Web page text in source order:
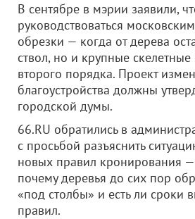
В сентябре в мэрии заявили,
руководствоваться
обрезки — когда от дерева
ствол, но и крупные скелетные
второго порядка. Проект
благоустройства должны
городской думы.
66.RU обратились в
с просьбой разъяснить
новых правил кронирования —
почему деревья до сих пор
«под столбы» и есть ли сроки
правил.